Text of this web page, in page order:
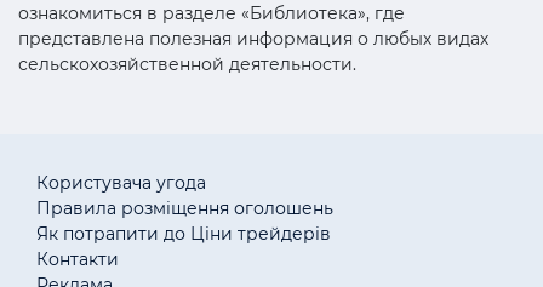
ознакомиться в разделе «Библиотека», где
представлена полезная информация о любых видах
сельскохозяйственной деятельности.
Користувача угода
Правила розміщення оголошень
Як потрапити до Ціни трейдерів
Контакти